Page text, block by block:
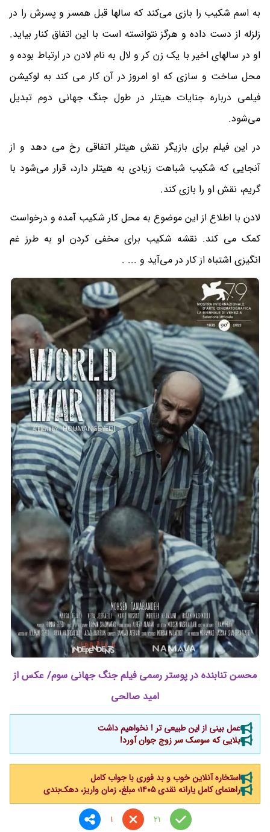
به اسم شکیب را بازی می‌کند که سالها قبل همسر و پسرش را در
زلزله از دست داده و هرگز نتوانسته است با این اتفاق کنار بیاید.
او در سالهای اخیر با یک زن کر و لال به نام لادن در ارتباط بوده و
محل ساخت و سازی که او امروز در آن کار می کند به لوکیشن
فیلمی درباره جنایات هیتلر در طول جنگ جهانی دوم تبدیل
می‌شود.
در این فیلم برای بازیگر نقش هیتلر اتفاقی رخ می دهد و از
آنجایی که شکیب شباهت زیادی به هیتلر دارد، قرار می‌شود با
گریم، نقش او را بازی کند.
لادن با اطلاع از این موضوع به محل کار شکیب آمده و درخواست
کمک می کند. نقشه شکیب برای مخفی کردن او به طرز غم
انگیزی اشتباه از کار در می‌آید و ... .
محسن تنابنده در پوستر رسمی فیلم جنگ جهانی سوم/ عکس از
امید صالحی
عمل بینی از این طبیعی تر ! نخواهیم داشت
بلایی که سوسک سر زوج جوان آورد!
استخاره آنلاین خوب و بد فوری با جواب کامل
راهنمای کامل یارانه نقدی ۱۴۰۵؛ مبلغ، زمان واریز، دهک‌بندی
21
1